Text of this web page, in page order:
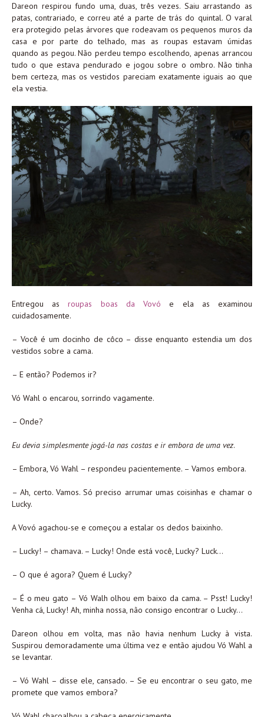
Dareon respirou fundo uma, duas, três vezes. Saiu arrastando as
patas, contrariado, e correu até a parte de trás do quintal. O varal
era protegido pelas árvores que rodeavam os pequenos muros da
casa e por parte do telhado, mas as roupas estavam úmidas
quando as pegou. Não perdeu tempo escolhendo, apenas arrancou
tudo o que estava pendurado e jogou sobre o ombro. Não tinha
bem certeza, mas os vestidos pareciam exatamente iguais ao que
ela vestia.
Entregou asroupas boas da Vovó e ela as examinou
cuidadosamente.
– Você é um docinho de côco – disse enquanto estendia um dos
vestidos sobre a cama.
– E então? Podemos ir?
Vó Wahl o encarou, sorrindo vagamente.
– Onde?
Eu devia simplesmente jogá-la nas costas e ir embora de uma vez.
– Embora, Vó Wahl – respondeu pacientemente. – Vamos embora.
– Ah, certo. Vamos. Só preciso arrumar umas coisinhas e chamar o
Lucky.
A Vovó agachou-se e começou a estalar os dedos baixinho.
– Lucky! – chamava. – Lucky! Onde está você, Lucky? Luck…
– O que é agora? Quem é Lucky?
– É o meu gato – Vó Walh olhou em baixo da cama. – Psst! Lucky!
Venha cá, Lucky! Ah, minha nossa, não consigo encontrar o Lucky…
Dareon olhou em volta, mas não havia nenhum Lucky à vista.
Suspirou demoradamente uma última vez e então ajudou Vó Wahl a
se levantar.
– Vó Wahl – disse ele, cansado. – Se eu encontrar o seu gato, me
promete que vamos embora?